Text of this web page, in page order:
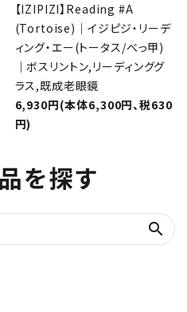
【IZIPIZI】Reading #A
(Tortoise)｜イジピジ・リーデ
ィング・エー(トータス/べっ甲)
｜ボスリントン,リーディンググ
ラス,既成老眼鏡
6,930円(本体6,300円、税630
円)
を探す
search